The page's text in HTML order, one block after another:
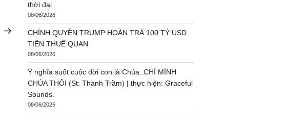
thời đại
08/06/2026
CHÍNH QUYỀN TRUMP HOÀN TRẢ 100 TỶ USD
TIỀN THUẾ QUAN
08/06/2026
Ý nghĩa suốt cuộc đời con là Chúa..CHỈ MÌNH
CHÚA THÔI (St: Thanh Trầm) | thực hiện: Graceful
Sounds.
08/06/2026